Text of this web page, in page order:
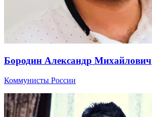
Бородин Александр Михайлович
Коммунисты России